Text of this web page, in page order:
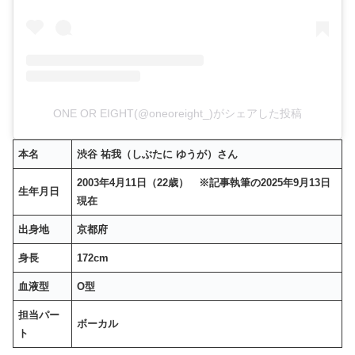
ONE OR EIGHT(@oneoreight_)がシェアした投稿
本名 渋谷 祐我（しぶたに ゆうが）さん
生年月日
2003年4月11日（22歳） ※記事執筆の2025年9月13日
現在
出身地 京都府
身長 172cm
血液型 O型
担当パー
ト
ボーカル